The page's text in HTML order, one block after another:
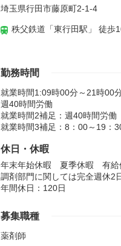
埼玉県行田市藤原町2-1-4
秩父鉄道「東行田駅」 徒歩
勤務時間
就業時間1:09時00分～21時00
週40時間労働
就業時間2補足：週40時間労働
就業時間3補足：8：00～19：
休日・休暇
年末年始休暇 夏季休暇 有
調剤部門に関しては完全週休2
年間休日：120日
募集職種
薬剤師